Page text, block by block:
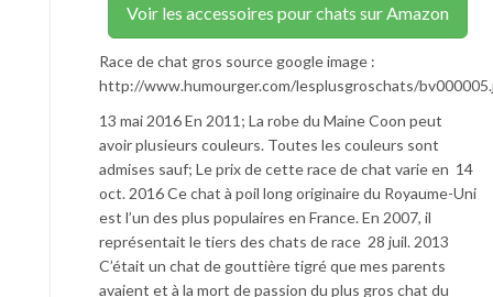
Voir les accessoires pour chats sur Amazon
Race de chat gros source google image :
http://www.humourger.com/lesplusgroschats/
13 mai 2016 En 2011; La robe du Maine Coon peut
avoir plusieurs couleurs. Toutes les couleurs sont
admises sauf; Le prix de cette race de chat varie en 14
oct. 2016 Ce chat à poil long originaire du Royaume-Uni
est l’un des plus populaires en France. En 2007, il
représentait le tiers des chats de race 28 juil. 2013
C’était un chat de gouttière tigré que mes parents
avaient et à la mort de passion du plus gros chat du